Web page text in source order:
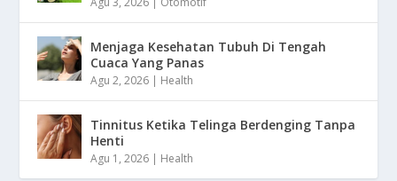
Menjaga Kesehatan Tubuh Di Tengah
Cuaca Yang Panas
Agu 2, 2026 | Health
Tinnitus Ketika Telinga Berdenging Tanpa
Henti
Agu 1, 2026 | Health